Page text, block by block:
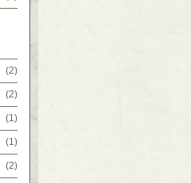
(2)
(2)
(1)
(1)
(2)